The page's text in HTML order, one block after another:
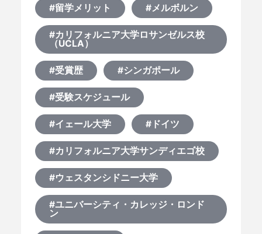
#留学メリット #メルボルン
#カリフォルニア大学ロサンゼルス校
（UCLA）
#受賞歴 #シンガポール
#受験スケジュール
#イェール大学 #ドイツ
#カリフォルニア大学サンディエゴ校
#ウェスタンシドニー大学
#ユニバーシティ・カレッジ・ロンド
ン